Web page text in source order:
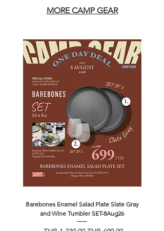
MORE CAMP GEAR
Barebones Enamel Salad Plate Slate Gray
and Wine Tumbler SET-8Aug26